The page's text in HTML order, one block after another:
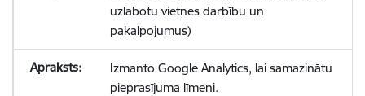
uzlabotu vietnes darbību un
pakalpojumus)
Izmanto Google Analytics, lai samazinātu
pieprasījuma līmeni.